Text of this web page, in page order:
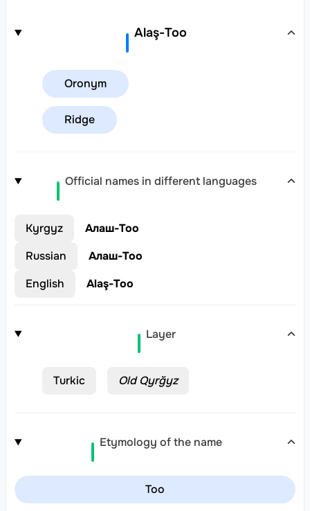
Alaş-Too
Oronym
Ridge
Official names in different languages
Kyrgyz
Алаш-Тоо
Russian
Алаш-Тоо
English
Alaş-Too
Layer
Turkic Old Qyrğyz
Etymology of the name
Too